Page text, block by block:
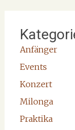
Anfänger
Events
Konzert
Milonga
Praktika